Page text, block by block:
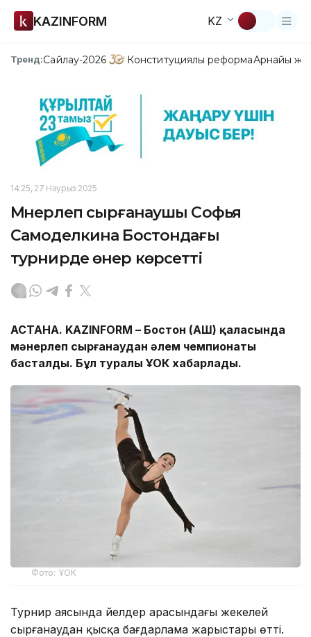
KAZINFORM KZ
Тренд:Сайлау-2026 Конституциялық реформаАрнайы
14:25, 27 Наурыз 2025
Мәнерлеп сырғанаушы Софья
Самоделкина Бостондағы
турнирде өнер көрсетті
АСТАНА. KAZINFORM – Бостон (АҚШ) қаласында
мәнерлеп сырғанаудан әлем чемпионаты
басталды. Бұл туралы ҰОК хабарлады.
Фото: ҰОК
Турнир аясында әйелдер арасындағы жекелей
сырғанаудан қысқа бағдарлама жарыстары өтті.